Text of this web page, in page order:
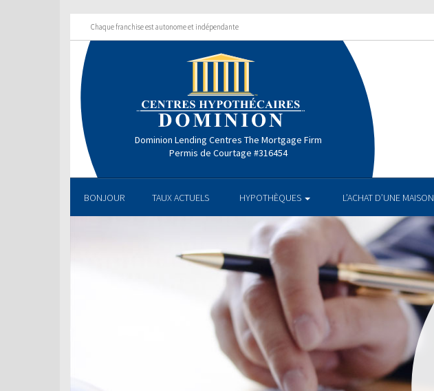
Chaque franchise est autonome et indépendante
Dominion Lending Centres The Mortgage Firm
Permis de Courtage #316454
BONJOUR TAUX ACTUELS HYPOTHÈQUES L’ACHAT D’UNE MAISON